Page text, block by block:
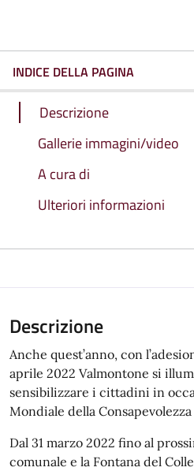
INDICE DELLA PAGINA
Descrizione
Gallerie immagini/video
A cura di
Ulteriori informazioni
Descrizione
Anche quest’anno, con
aprile 2022 Valmontone si
sensibilizzare i cittadini in
Mondiale della Consapevolezza
Dal 31 marzo 2022 fino al
comunale e la Fontana del